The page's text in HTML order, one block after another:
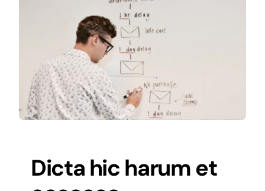
Dicta hic harum et